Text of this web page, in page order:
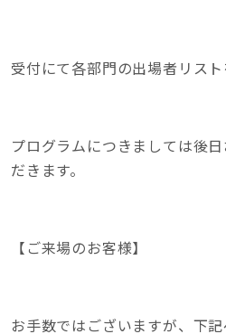
受付にて各部門の出場者リスト
プログラムにつきましては後
だきます。
【ご来場のお客様】
お手数ではございますが、下